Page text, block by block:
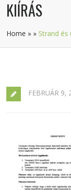
KIÍRÁS
Home » » Strand és
FEBRUÁR 9,